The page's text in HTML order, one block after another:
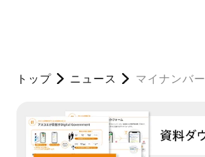
トップ ニュース マイナンバー